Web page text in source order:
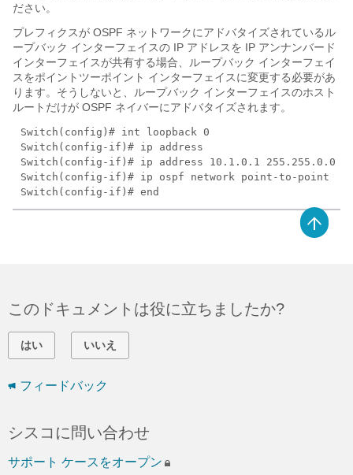
ださい。
プレフィクスが OSPF ネットワークにアドバタイズされているル
ープバック インターフェイスの IP アドレスを IP アンナンバード
インターフェイスが共有する場合、ループバック インターフェイ
スをポイントツーポイント インターフェイスに変更する必要があ
ります。そうしないと、ループバック インターフェイスのホスト
ルートだけが OSPF ネイバーにアドバタイズされます。
Switch(config)# int loopback 0
Switch(config-if)# ip address
Switch(config-if)# ip address 10.1.0.1 255.255.0.0
Switch(config-if)# ip ospf network point-to-point
Switch(config-if)# end
このドキュメントは役に立ちましたか?
はい いいえ
フィードバック
シスコに問い合わせ
サポート ケースをオープン